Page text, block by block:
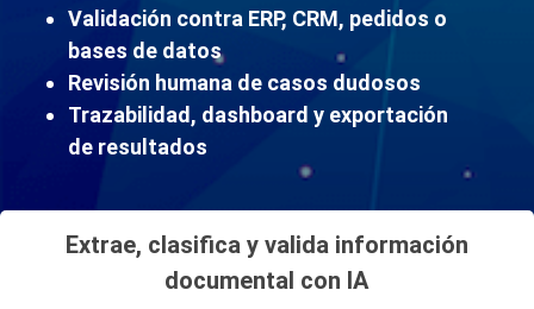
Validación contra ERP, CRM, pedidos o
bases de datos
Revisión humana de casos dudosos
Trazabilidad, dashboard y exportación
de resultados
Extrae, clasifica y valida información
documental con IA